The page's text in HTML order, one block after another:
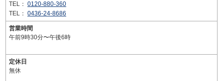
TEL： 0120-880-360
TEL： 0436-24-8686
営業時間
午前9時30分〜午後6時
定休日
無休